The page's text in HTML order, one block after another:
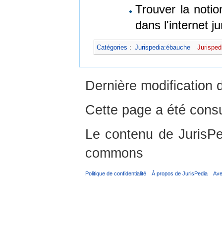
Trouver la
dans l'internet
Catégories : Jurispedia:ébauche
Dernière modification
Cette page a été
Le contenu de
commons
Politique de confidentialité À propos de JurisPedia